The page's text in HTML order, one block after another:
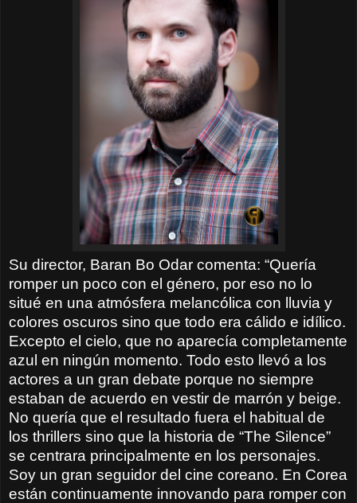
Su director, Baran Bo Odar comenta: “Quería
romper un poco con el género, por eso no lo
situé en una atmósfera melancólica con lluvia y
colores oscuros sino que todo era cálido e idílico.
Excepto el cielo, que no aparecía completamente
azul en ningún momento. Todo esto llevó a los
actores a un gran debate porque no siempre
estaban de acuerdo en vestir de marrón y beige.
No quería que el resultado fuera el habitual de
los thrillers sino que la historia de “The Silence”
se centrara principalmente en los personajes.
Soy un gran seguidor del cine coreano. En Corea
están continuamente innovando para romper con